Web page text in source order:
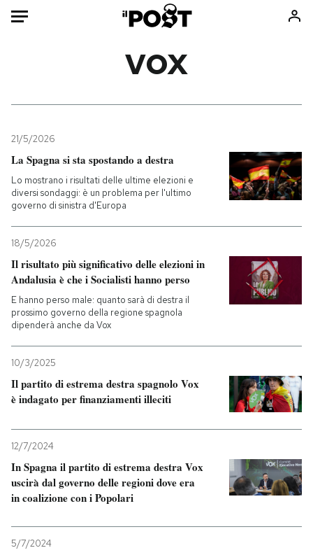
Mondo
Politica
Tecnologia
Internet
Cultura
Economia
Sport
Storie/Idee
Ok Boomer!
Altrecose
Mondiali calcio 2026
NEWSLETTER
I MIEI PREFERITI
SHOP
CALENDARIO
VOX
21/5/2026
La Spagna si sta spostando a destra
Lo mostrano i risultati delle ultime elezioni e
diversi sondaggi: è un problema per l'ultimo
governo di sinistra d'Europa
18/5/2026
Il risultato più significativo delle elezioni in
Andalusia è che i Socialisti hanno perso
E hanno perso male: quanto sarà di destra il
prossimo governo della regione spagnola
dipenderà anche da Vox
10/3/2025
Il partito di estrema destra spagnolo Vox
è indagato per finanziamenti illeciti
12/7/2024
In Spagna il partito di estrema destra Vox
uscirà dal governo delle regioni dove era
in coalizione con i Popolari
5/7/2024